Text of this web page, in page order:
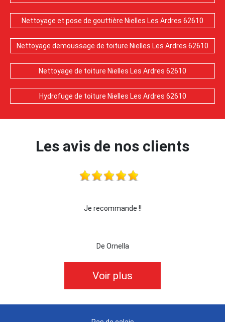
Nettoyage et pose de gouttière Nielles Les Ardres 62610
Nettoyage demoussage de toiture Nielles Les Ardres 62610
Nettoyage de toiture Nielles Les Ardres 62610
Hydrofuge de toiture Nielles Les Ardres 62610
Les avis de nos clients
je recommande cette entreprise les yeux
Voir plus